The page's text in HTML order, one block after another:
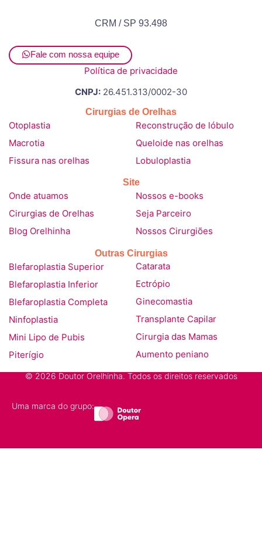
CRM / SP 93.498
Fale com nossa equipe
Política de privacidade
CNPJ: 26.451.313/0002-30
Cirurgias de Orelhas
Otoplastia
Macrotia
Fissura nas orelhas
Reconstrução de lóbulo
Queloide nas orelhas
Lobuloplastia
Site
Onde atuamos
Cirurgias de Orelhas
Blog Orelhinha
Nossos e-books
Seja Parceiro
Nossos Cirurgiões
Outras Cirurgias
Blefaroplastia Superior
Blefaroplastia Inferior
Blefaroplastia Completa
Ninfoplastia
Mini Lipo de Pubis
Piterígio
Catarata
Ectrópio
Ginecomastia
Transplante Capilar
Cirurgia das Mamas
Aumento peniano
© 2026 Doutor Orelhinha. Todos os direitos reservados
Uma marca do grupo: